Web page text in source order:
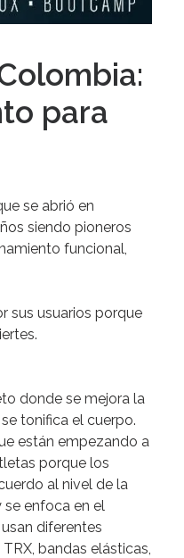
para
se abrió en
siendo pioneros
funcional,
sus usuarios porque
donde se mejora la
tonifica el cuerpo.
están empezando a
porque los
al nivel de la
se enfoca en el
diferentes
bandas elásticas,